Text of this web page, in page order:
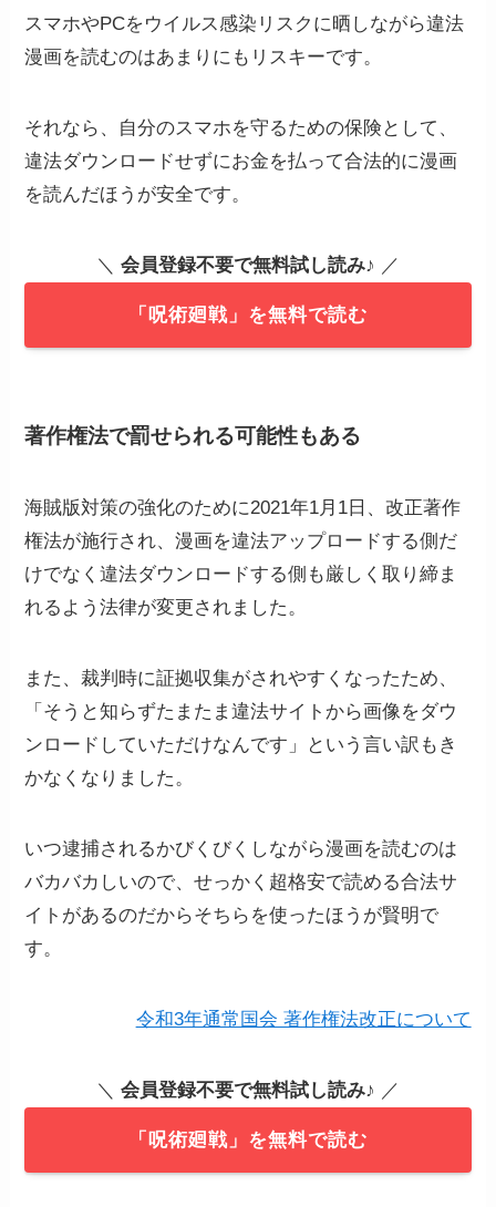
スマホやPCをウイルス感染リスクに晒しながら違法
漫画を読むのはあまりにもリスキーです。
それなら、自分のスマホを守るための保険として、
違法ダウンロードせずにお金を払って合法的に漫画
を読んだほうが安全です。
＼ 会員登録不要で無料試し読み♪ ／
「呪術廻戦」を無料で読む
著作権法で罰せられる可能性もある
海賊版対策の強化のために2021年1月1日、改正著作
権法が施行され、漫画を違法アップロードする側だ
けでなく違法ダウンロードする側も厳しく取り締ま
れるよう法律が変更されました。
また、裁判時に証拠収集がされやすくなったため、
「そうと知らずたまたま違法サイトから画像をダウ
ンロードしていただけなんです」という言い訳もき
かなくなりました。
いつ逮捕されるかびくびくしながら漫画を読むのは
バカバカしいので、せっかく超格安で読める合法サ
イトがあるのだからそちらを使ったほうが賢明で
す。
令和3年通常国会 著作権法改正について
＼ 会員登録不要で無料試し読み♪ ／
「呪術廻戦」を無料で読む